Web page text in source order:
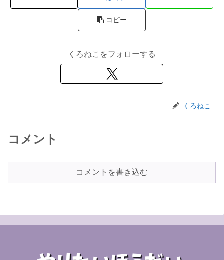
コピー
くろねこをフォローする
くろねこ
コメント
コメントを書き込む